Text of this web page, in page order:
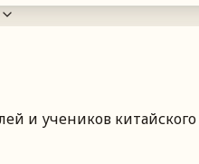
и учеников китайского